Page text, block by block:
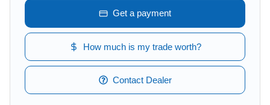
Get a payment
How much is my trade worth?
Contact Dealer